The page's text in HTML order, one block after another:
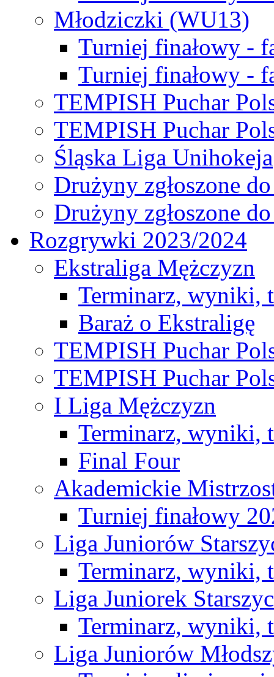
Młodziczki (WU13)
Turniej finałowy -
Turniej finałowy -
TEMPISH Puchar
TEMPISH Puchar
Śląska Liga Unihokeja
Drużyny zgłoszone
Drużyny zgłoszone
Rozgrywki 2023/2024
Ekstraliga Mężczyzn
Terminarz, wyniki,
Baraż o Ekstraligę
TEMPISH Puchar
TEMPISH Puchar
I Liga Mężczyzn
Terminarz, wyniki,
Final Four
Akademickie
Turniej finałowy
Liga Juniorów
Terminarz, wyniki,
Liga Juniorek
Terminarz, wyniki,
Liga Juniorów